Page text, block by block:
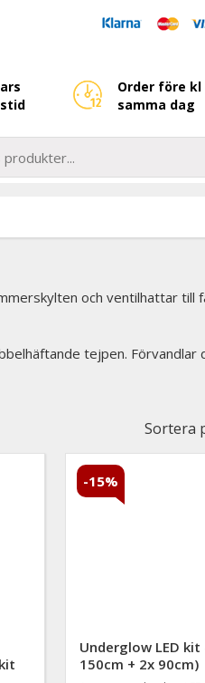
Order före kl
samma dag
och ventilhattar till
tejpen. Förvandlar
Sortera
-15%
Underglow LED kit
150cm + 2x 90cm)